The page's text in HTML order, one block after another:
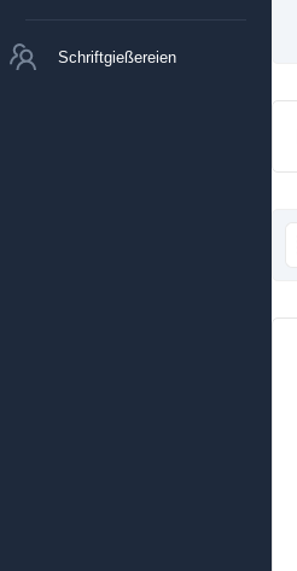
Schriftgießereien